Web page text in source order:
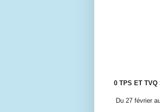
0 TPS ET TVQ
Du 27 février